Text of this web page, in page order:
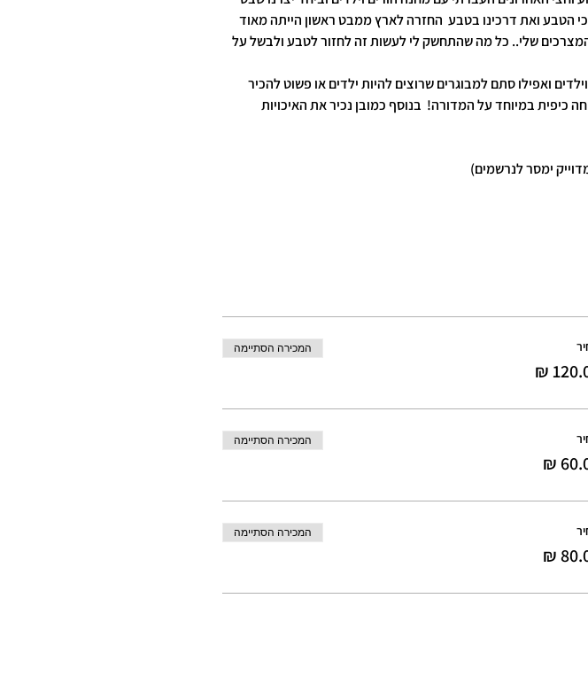
הטבע ואת דרכינו בטבע  החזרה לארץ ממבט ראשון הייתה מאוד
שלי.. כל מה שהתחשק לי לעשות זה לחזור לטבע ולבשל על
ואפילו סתם למבוגרים שרוצים להיות ילדים או פשוט להכיר
כיפית במיוחד על המדורה!  בנוסף כמובן נכיר את האיכויות
המכירה הסתיימה
המכירה הסתיימה
המכירה הסתיימה